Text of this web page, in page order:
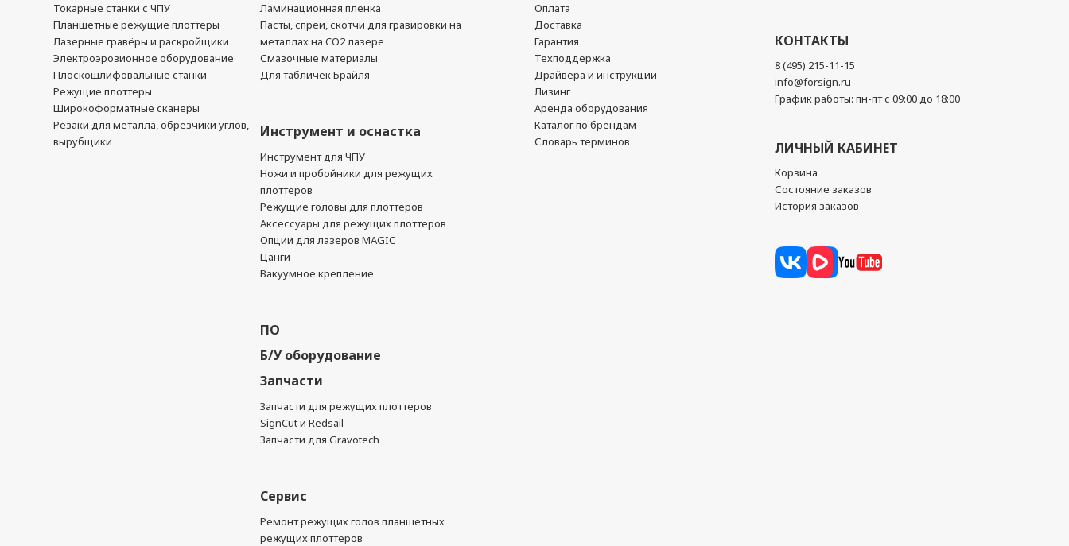
Токарные станки с ЧПУ
Планшетные режущие плоттеры
Лазерные гравёры и раскройщики
Электроэрозионное оборудование
Плоскошлифовальные станки
Режущие плоттеры
Широкоформатные сканеры
Резаки для металла, обрезчики углов,
вырубщики
Ламинационная пленка
Пасты, спреи, скотчи для гравировки на
металлах на CO2 лазере
Смазочные материалы
Для табличек Брайля
Инструмент и оснастка
Инструмент для ЧПУ
Ножи и пробойники для режущих
плоттеров
Режущие головы для плоттеров
Аксессуары для режущих плоттеров
Опции для лазеров MAGIC
Цанги
Вакуумное крепление
ПО
Б/У оборудование
Запчасти
Запчасти для режущих плоттеров
SignCut и Redsail
Запчасти для Gravotech
Сервис
Ремонт режущих голов планшетных
режущих плоттеров
Оплата
Доставка
Гарантия
Техподдержка
Драйвера и инструкции
Лизинг
Аренда оборудования
Каталог по брендам
Словарь терминов
КОНТАКТЫ
8 (495) 215-11-15
info@forsign.ru
График работы: пн-пт с 09:00 до 18:00
ЛИЧНЫЙ КАБИНЕТ
Корзина
Состояние заказов
История заказов